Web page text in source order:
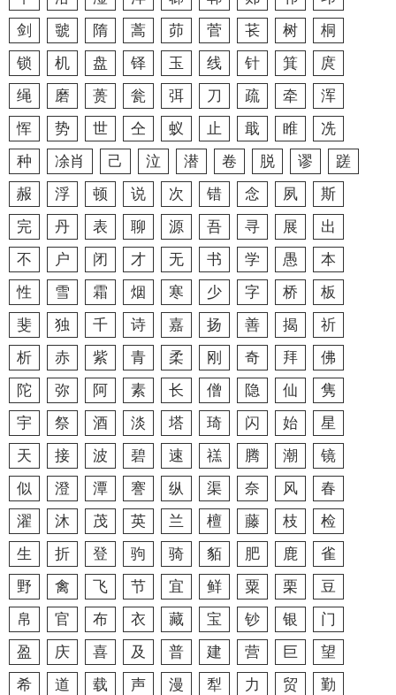
剑
虢 隋 蒿 茆 菅 苌 树
桐
锁
机 盘 铎 玉 线 针 箕
庹
绳
磨 蒉 瓮 弭 刀 疏 牵
浑
恽
势 世 仝 蚁 止 戢 睢
冼
种
凃肖 己 泣 潜 卷 脱 谬
蹉
赧
浮 顿 说 次 错 念 夙
斯
完
丹 表 聊 源 吾 寻 展
出
不
户 闭 才 无 书 学 愚
本
性
雪 霜 烟 寒 少 字 桥
板
斐
独 千 诗 嘉 扬 善 揭
祈
析
赤 紫 青 柔 刚 奇 拜
佛
陀
弥 阿 素 长 僧 隐 仙
隽
宇
祭 酒 淡 塔 琦 闪 始
星
天
接 波 碧 速 禚 腾 潮
镜
似
澄 潭 謇 纵 渠 奈 风
春
濯
沐 茂 英 兰 檀 藤 枝
检
生
折 登 驹 骑 貊 肥 鹿
雀
野
禽 飞 节 宜 鲜 粟 栗
豆
帛
官 布 衣 藏 宝 钞 银
门
盈
庆 喜 及 普 建 营 巨
望
希
道 载 声 漫 犁 力 贸
勤